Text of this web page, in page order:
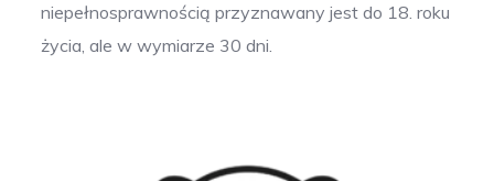
niepełnosprawnością przyznawany jest do 18. roku
życia, ale w wymiarze 30 dni.